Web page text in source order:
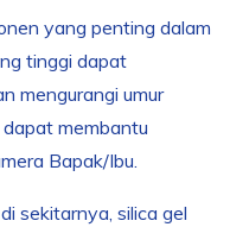
yang penting dalam
tinggi dapat
mengurangi umur
membantu
Bapak/Ibu.
sekitarnya, silica gel